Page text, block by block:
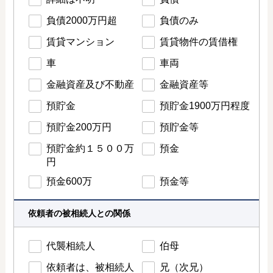
負債2000万円超 負債のみ
賃貸マンション 賃貸物件の賃借権
車 車両
金融資産及び不動産 金融資産等
預貯金 預貯金1900万円程度
預貯金200万円 預貯金等
預貯金約１５００万
円
預金
預金600万 預金等
依頼者の被相続人との関係
代襲相続人 伯母
依頼者は、被相続人 兄（次兄）